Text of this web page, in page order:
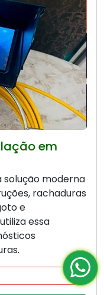
em
solução moderna
rachaduras
e
essa